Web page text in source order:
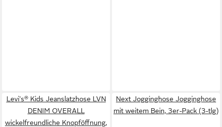
Levi's® Kids Jeanslatzhose LVN
DENIM OVERALL
wickelfreundliche Knopföffnung,
Next Jogginghose Jogginghose
mit weitem Bein, 3er-Pack (3-tlg)